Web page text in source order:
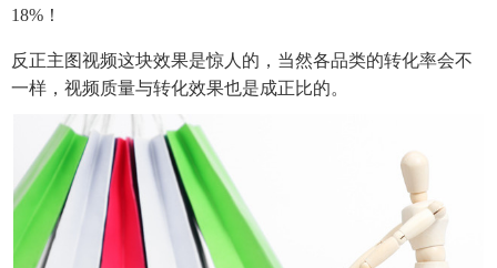
18%！
反正主图视频这块效果是惊人的，当然各品类的转化率会不
一样，视频质量与转化效果也是成正比的。